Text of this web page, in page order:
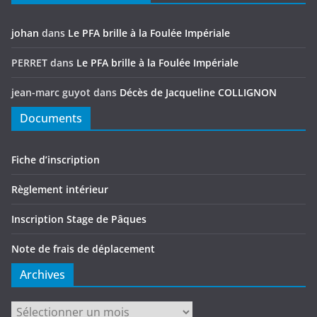
johan dans Le PFA brille à la Foulée Impériale
PERRET dans Le PFA brille à la Foulée Impériale
jean-marc guyot dans Décès de Jacqueline COLLIGNON
Documents
Fiche d’inscription
Règlement intérieur
Inscription Stage de Pâques
Note de frais de déplacement
Archives
Archives